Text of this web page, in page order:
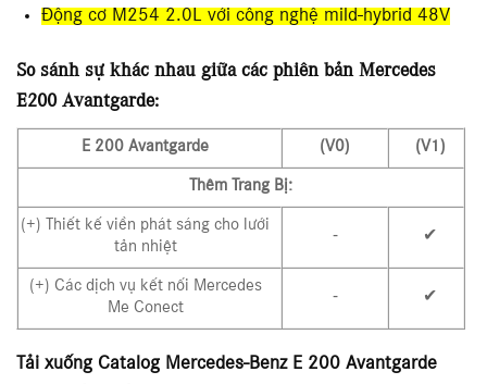
Động cơ M254 2.0L với công nghệ mild-hybrid 48V
So sánh sự khác nhau giữa các phiên bản Mercedes
E200 Avantgarde:
E 200 Avantgarde (V0) (V1)
Thêm Trang Bị:
(+) Thiết kế viền phát sáng cho lưới
tản nhiệt
⁃ ✔
(+) Các dịch vụ kết nối Mercedes
Me Conect
⁃ ✔
Tải xuống Catalog Mercedes-Benz E 200 Avantgarde